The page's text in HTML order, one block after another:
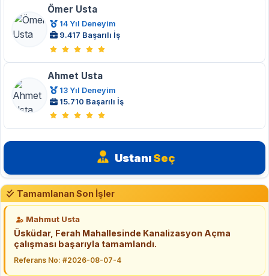
Ömer Usta
14 Yıl Deneyim
9.417 Başarılı İş
Ahmet Usta
13 Yıl Deneyim
15.710 Başarılı İş
UstanıSeç
Tamamlanan Son İşler
Mahmut Usta
Üsküdar, Ferah Mahallesinde Kanalizasyon Açma
çalışması başarıyla tamamlandı.
Referans No: #2026-08-07-4